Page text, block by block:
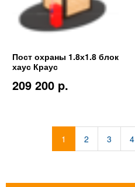
Пост охраны 1.8х1.8 блок
хаус Краус
209 200 p.
1 2 3 4